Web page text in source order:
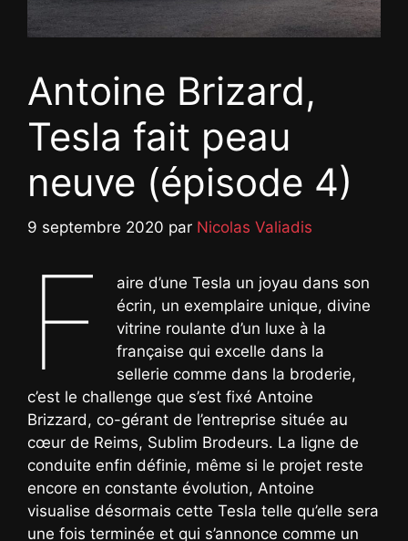
Antoine Brizard,
Tesla fait peau
neuve (épisode 4)
9 septembre 2020 par Nicolas Valiadis
F
aire d’une Tesla un joyau dans son
écrin, un exemplaire unique, divine
vitrine roulante d’un luxe à la
française qui excelle dans la
sellerie comme dans la broderie,
c’est le challenge que s’est fixé Antoine
Brizzard, co-gérant de l’entreprise située au
cœur de Reims, Sublim Brodeurs. La ligne de
conduite enfin définie, même si le projet reste
encore en constante évolution, Antoine
visualise désormais cette Tesla telle qu’elle sera
une fois terminée et qui s’annonce comme un